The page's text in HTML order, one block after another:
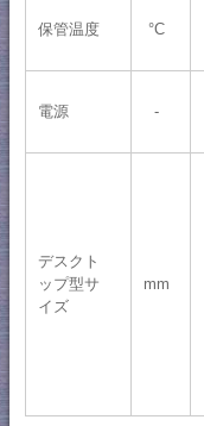
保管温度 °C
電源 -
デスクト
ップ型サ
イズ
mm